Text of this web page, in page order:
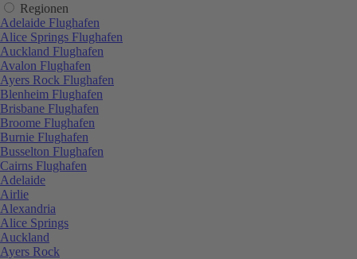
Regionen
Adelaide Flughafen
Alice Springs Flughafen
Auckland Flughafen
Avalon Flughafen
Ayers Rock Flughafen
Blenheim Flughafen
Brisbane Flughafen
Broome Flughafen
Burnie Flughafen
Busselton Flughafen
Cairns Flughafen
Adelaide
Airlie
Alexandria
Alice Springs
Auckland
Ayers Rock